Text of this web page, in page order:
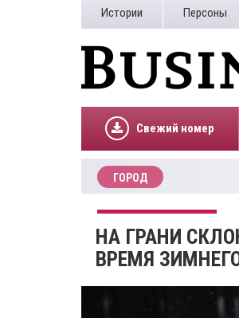
Истории Персоны
Свежий номер
ГОРОД
НА ГРАНИ
ВРЕМЯ